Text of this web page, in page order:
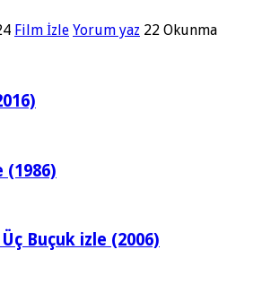
Film İzle Yorum yaz 22 Okunma
(1986)
Üç Buçuk izle (2006)